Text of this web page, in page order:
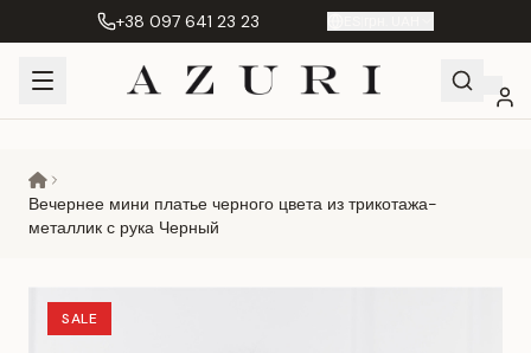
+38 097 641 23 23
Вечернее мини платье черного цвета из трикотажа-
металлик с рука Черный
SALE